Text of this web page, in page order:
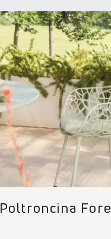
Poltroncina